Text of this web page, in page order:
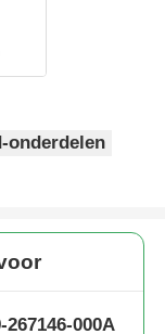
onderdelen
267146-000A